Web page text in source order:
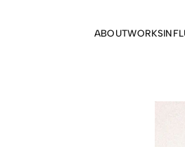
ABOUTWORKS